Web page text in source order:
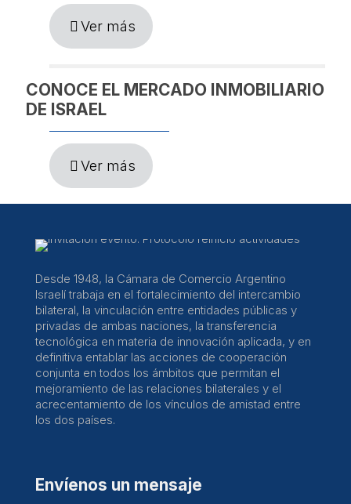
Ver más
CONOCE EL MERCADO INMOBILIARIO
DE ISRAEL
Ver más
Desde 1948, la Cámara de Comercio Argentino
Israelí trabaja en el fortalecimiento del intercambio
bilateral, la vinculación entre entidades públicas y
privadas de ambas naciones, la transferencia
tecnológica en materia de innovación aplicada, y en
definitiva entablar las acciones de cooperación
conjunta en todos los ámbitos que permitan el
mejoramiento de las relaciones bilaterales y el
acrecentamiento de los vínculos de amistad entre
los dos países.
Envíenos un mensaje